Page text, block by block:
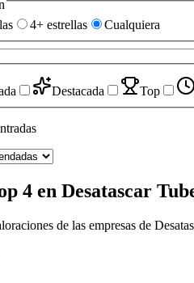
4+ estrellas Cualquiera
Destacada Top
4 en Desatascar
de las empresas de